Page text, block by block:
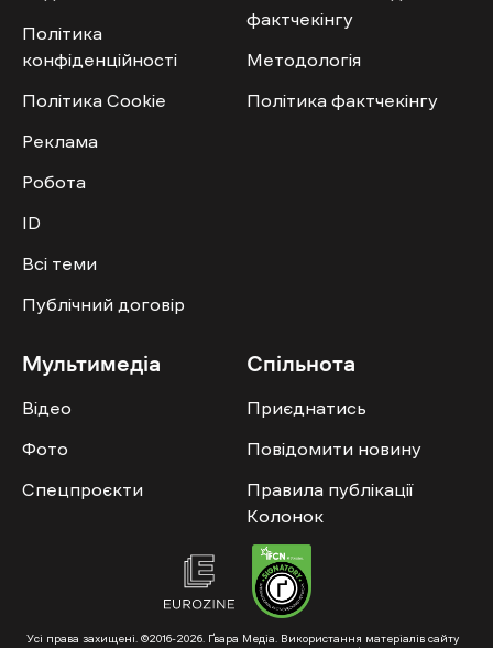
Політика
конфіденційності
Політика Cookie
Реклама
Робота
ID
Всі теми
Публічний договір
фактчекінгу
Методологія
Політика фактчекінгу
Мультимедіа
Відео
Фото
Спецпроєкти
Спільнота
Приєднатись
Повідомити новину
Правила публікації
Колонок
Усі права захищені. ©2016-2026. Ґвара Медіа. Використання матеріалів сайту